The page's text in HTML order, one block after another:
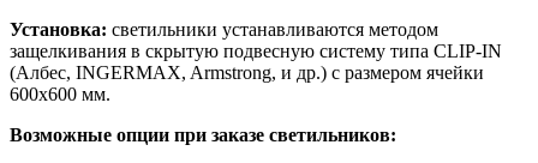
Установка: светильники устанавливаются методом
защелкивания в скрытую подвесную систему типа CLIP-IN
(Албес, INGERMAX, Armstrong, и др.) с размером ячейки
600х600 мм.
Возможные опции при заказе светильников: